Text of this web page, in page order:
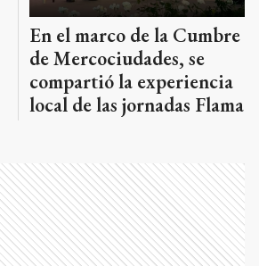
En el marco de la Cumbre
de Mercociudades, se
compartió la experiencia
local de las jornadas Flama